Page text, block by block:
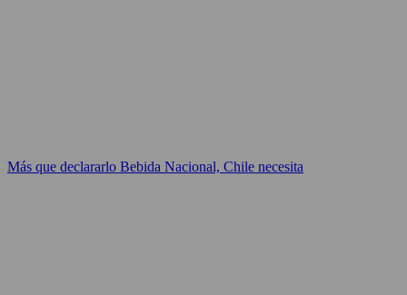
Más que declararlo Bebida Nacional, Chile necesita